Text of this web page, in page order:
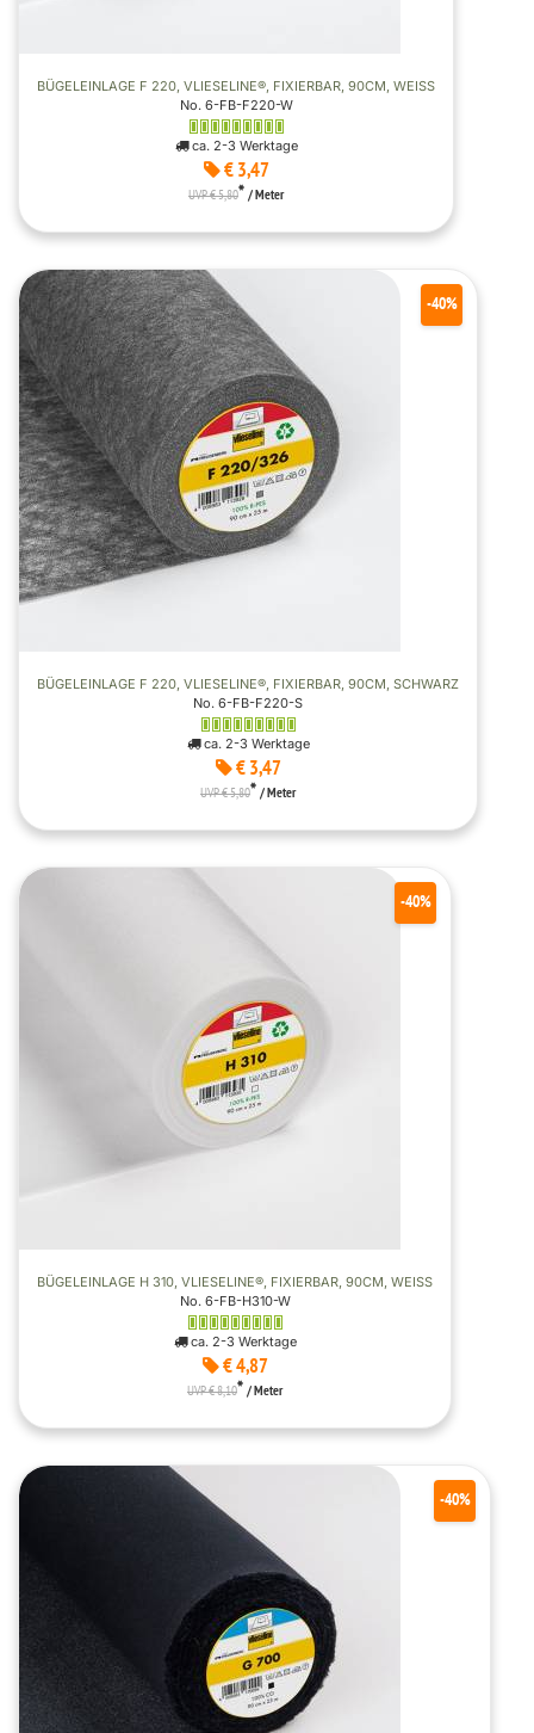
BÜGELEINLAGE F 220, VLIESELINE®, FIXIERBAR, 90CM, WEISS
No. 6-FB-F220-W
ca. 2-3 Werktage
€ 3,47
UVP € 5,80* / Meter
BÜGELEINLAGE F 220, VLIESELINE®, FIXIERBAR, 90CM, SCHWARZ
No. 6-FB-F220-S
ca. 2-3 Werktage
€ 3,47
-40%
UVP € 5,80* / Meter
BÜGELEINLAGE H 310, VLIESELINE®, FIXIERBAR, 90CM, WEISS
No. 6-FB-H310-W
ca. 2-3 Werktage
€ 4,87
-40%
UVP € 8,10* / Meter
-40%